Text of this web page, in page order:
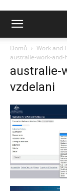
Domů
Work and
australie-work-and-
australie-
vzdelani